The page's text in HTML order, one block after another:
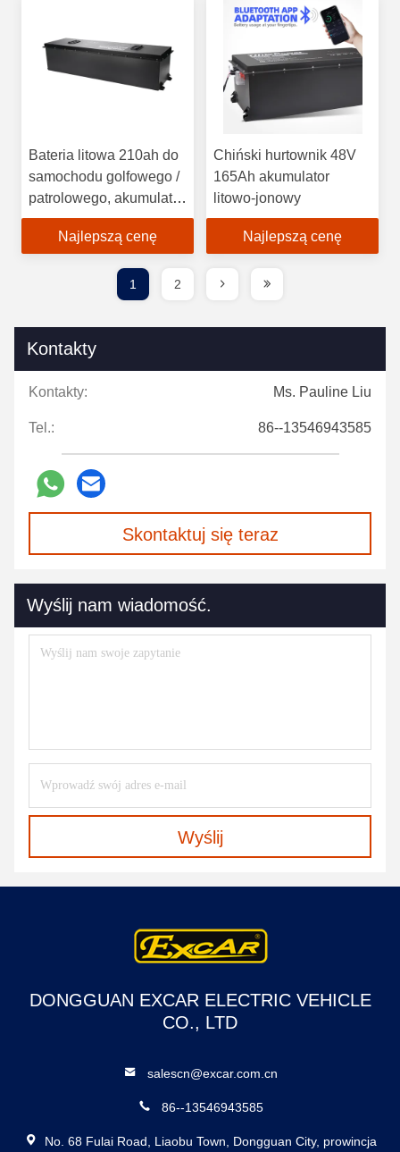
Bateria litowa 210ah do
samochodu golfowego /
patrolowego, akumulator
litowo-jonowy 72 V
ExcarNajlepszą cenę
Chiński hurtownik 48V
165Ah akumulator
litowo-jonowy
Najlepszą cenę
1 2
Kontakty
Kontakty: Ms. Pauline Liu
Tel.: 86--13546943585
Skontaktuj się teraz
Wyślij nam wiadomość.
Wyślij
DONGGUAN EXCAR ELECTRIC VEHICLE
CO., LTD
salescn@excar.com.cn
86--13546943585
No. 68 Fulai Road, Liaobu Town, Dongguan City, prowincja